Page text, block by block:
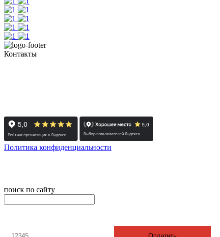
Контакты
Политика конфиденциальности
поиск по сайту